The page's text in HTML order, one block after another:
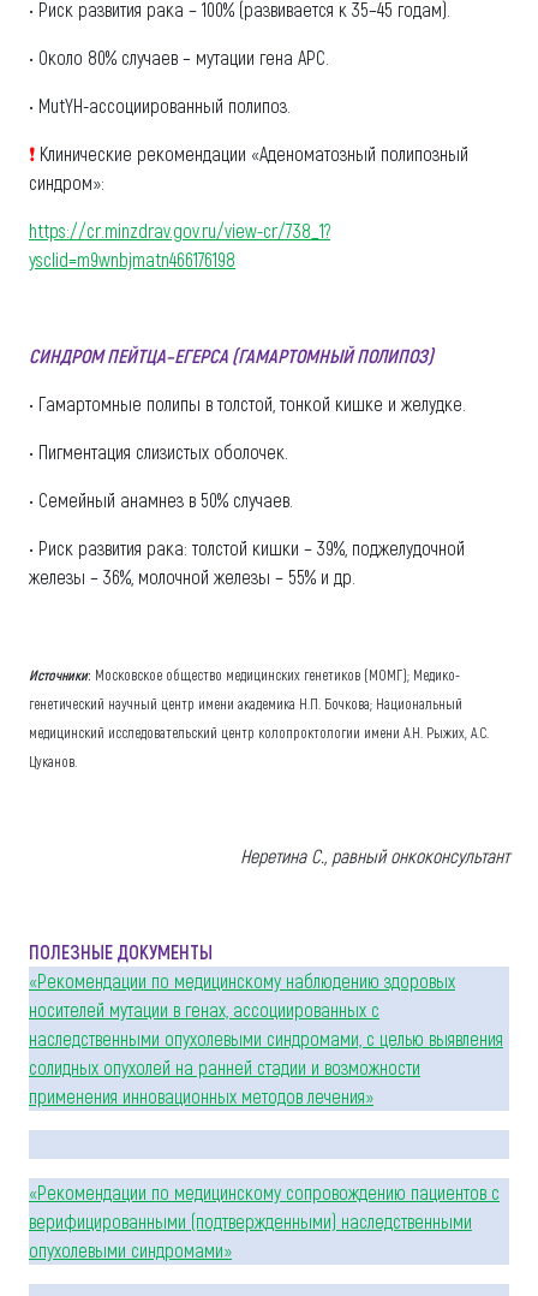
• Риск развития рака – 100% (развивается к 35–45 годам).
• Около 80% случаев – мутации гена АРС.
• MutYH-ассоциированный полипоз.
❗ Клинические рекомендации «Аденоматозный полипозный
синдром»:
https://cr.minzdrav.gov.ru/view-cr/738_1?
ysclid=m9wnbjmatn466176198
СИНДРОМ ПЕЙТЦА–ЕГЕРСА (ГАМАРТОМНЫЙ ПОЛИПОЗ)
• Гамартомные полипы в толстой, тонкой кишке и желудке.
• Пигментация слизистых оболочек.
• Семейный анамнез в 50% случаев.
• Риск развития рака: толстой кишки – 39%, поджелудочной
железы – 36%, молочной железы – 55% и др.
Источники: Московское общество медицинских генетиков (МОМГ); Медико-
генетический научный центр имени академика Н.П. Бочкова; Национальный
медицинский исследовательский центр колопроктологии имени А.Н. Рыжих, А.С.
Цуканов.
Неретина С., равный онкоконсультант
ПОЛЕЗНЫЕ ДОКУМЕНТЫ
«Рекомендации по медицинскому наблюдению здоровых
носителей мутации в генах, ассоциированных с
наследственными опухолевыми синдромами, с целью выявления
солидных опухолей на ранней стадии и возможности
применения инновационных методов лечения»
«Рекомендации по медицинскому сопровождению пациентов с
верифицированными (подтвержденными) наследственными
опухолевыми синдромами»